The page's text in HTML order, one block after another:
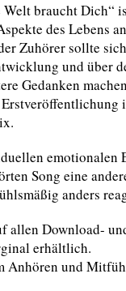
Welt braucht Dich“
des Lebens
Zuhörer sollte
und über
Gedanken
emotionalen
Song eine
anders
allen Download-
erhältlich.
Anhören und